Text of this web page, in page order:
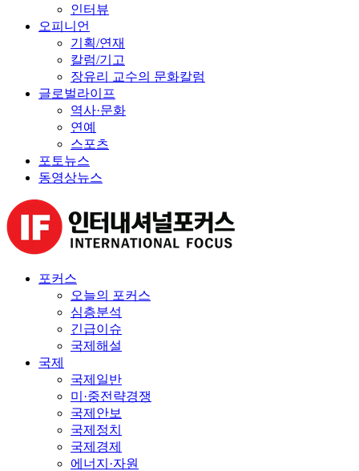
인터뷰
오피니언
기획/연재
칼럼/기고
장유리 교수의 문화칼럼
글로벌라이프
역사·문화
연예
스포츠
포토뉴스
동영상뉴스
포커스
오늘의 포커스
심층분석
긴급이슈
국제해설
국제
국제일반
미·중전략경쟁
국제안보
국제정치
국제경제
에너지·자원